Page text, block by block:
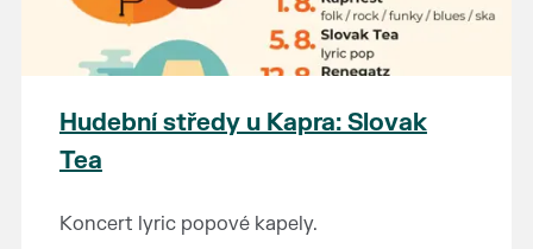
Hudební středy u Kapra: Slovak
Tea
Koncert lyric popové kapely.